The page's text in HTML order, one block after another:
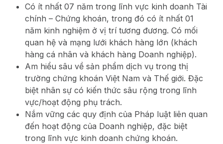
Có ít nhất 07 năm trong lĩnh vực kinh doanh Tài
chính – Chứng khoán, trong đó có ít nhất 01
năm kinh nghiệm ở vị trí tương đương. Có mối
quan hệ và mạng lưới khách hàng lớn (khách
hàng cá nhân và khách hàng Doanh nghiệp).
Am hiểu sâu về sản phẩm dịch vụ trong thị
trường chứng khoán Việt Nam và Thế giới. Đặc
biệt nhân sự có kiến thức sâu rộng trong lĩnh
vực/hoạt động phụ trách.
Nắm vững các quy định của Pháp luật liên quan
đến hoạt động của Doanh nghiệp, đặc biệt
trong lĩnh vực kinh doanh chứng khoán.